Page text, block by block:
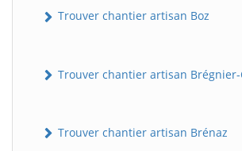
Trouver chantier artisan Boz
Trouver chantier artisan
Trouver chantier artisan Brénaz